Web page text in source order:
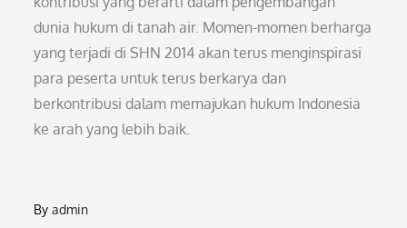
dunia hukum di tanah air. Momen-momen berharga
yang terjadi di SHN 2014 akan terus menginspirasi
para peserta untuk terus berkarya dan
berkontribusi dalam memajukan hukum Indonesia
ke arah yang lebih baik.
Byadmin